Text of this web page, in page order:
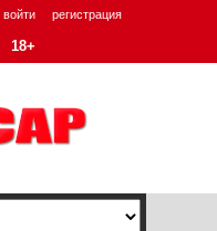
войти регистрация
18+